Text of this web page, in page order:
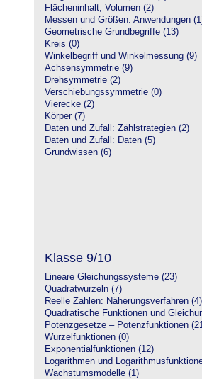
Flächeninhalt, Volumen (2)
Messen und Größen: Anwendungen
Geometrische Grundbegriffe (13)
Kreis (0)
Winkelbegriff und Winkelmessung (9)
Achsensymmetrie (9)
Drehsymmetrie (2)
Verschiebungssymmetrie (0)
Vierecke (2)
Körper (7)
Daten und Zufall: Zählstrategien (2)
Daten und Zufall: Daten (5)
Grundwissen (6)
Klasse 9/10
Lineare Gleichungssysteme (23)
Quadratwurzeln (7)
Reelle Zahlen: Näherungsverfahren (4)
Quadratische Funktionen und
Potenzgesetze – Potenzfunktionen
Wurzelfunktionen (0)
Exponentialfunktionen (12)
Logarithmen und
Wachstumsmodelle (1)